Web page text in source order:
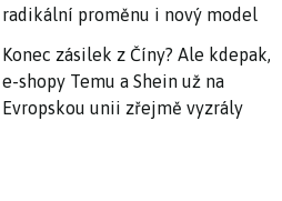
radikální proměnu i nový model
Konec zásilek z Číny? Ale kdepak,
e-shopy Temu a Shein už na
Evropskou unii zřejmě vyzrály